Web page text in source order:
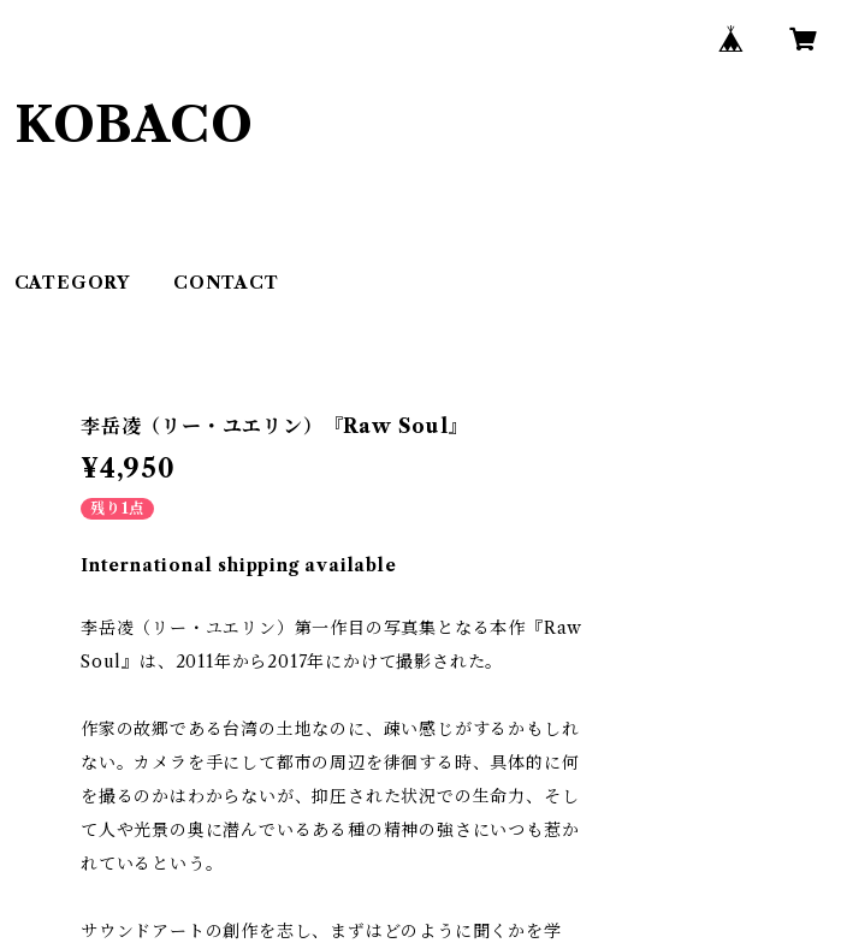
CATEGORY CONTACT
李岳凌（リー・ユエリン）『Raw Soul』
¥4,950
残り1点
International shipping available
李岳凌（リー・ユエリン）第一作目の写真集となる本作『Raw
Soul』は、2011年から2017年にかけて撮影された。
作家の故郷である台湾の土地なのに、疎い感じがするかもしれ
ない。カメラを手にして都市の周辺を徘徊する時、具体的に何
を撮るのかはわからないが、抑圧された状況での生命力、そし
て人や光景の奥に潜んでいるある種の精神の強さにいつも惹か
れているという。
サウンドアートの創作を志し、まずはどのように聞くかを学